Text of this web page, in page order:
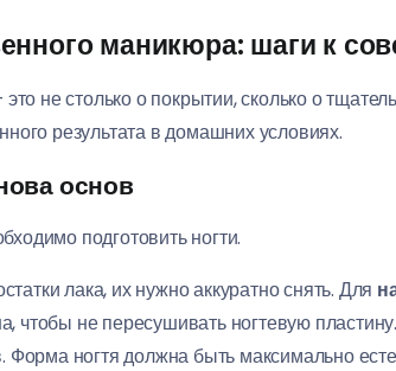
маникюра: шаги к
не столько о покрытии, сколько о
результата в домашних условиях.
основ
подготовить ногти.
лака, их нужно аккуратно снять. Для
чтобы не пересушивать ногтевую пластину.
ногтя должна быть максимально